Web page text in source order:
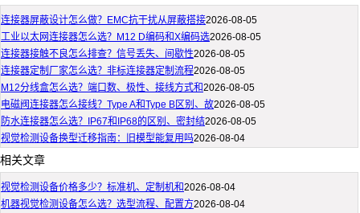
连接器屏蔽设计怎么做？EMC抗干扰从屏蔽搭接2026-08-05
工业以太网连接器怎么选？M12 D编码和X编码选2026-08-05
连接器接触不良怎么排查？信号丢失、间歇性2026-08-05
连接器定制厂家怎么选？非标连接器定制流程2026-08-05
M12分线盒怎么选？端口数、极性、接线方式和2026-08-05
电磁阀连接器怎么接线？Type A和Type B区别、故2026-08-05
防水连接器怎么选？IP67和IP68的区别、密封结2026-08-05
视觉检测设备换型迁移指南：旧模型能复用吗2026-08-04
相关文章
视觉检测设备价格多少？标准机、定制机和2026-08-04
机器视觉检测设备怎么选？选型流程、配置方2026-08-04